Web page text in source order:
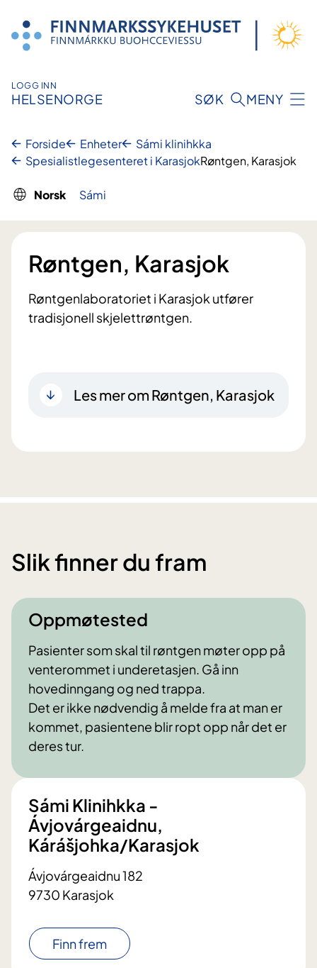
innhold
LOGG INN
HELSENORGE SØK MENY
Forside Enheter
Sámi klinihkka
Spesialistlegesenteret i KarasjokRøntgen, Karasjok
Norsk Sámi
Røntgen, Karasjok
Røntgenlaboratoriet i Karasjok utfører
tradisjonell skjelettrøntgen.
Les mer om Røntgen, Karasjok
Slik finner du fram
Oppmøtested
Pasienter som skal til røntgen møter opp på
venterommet i underetasjen. Gå inn
hovedinngang og ned trappa.
Det er ikke nødvendig å melde fra at man er
kommet, pasientene blir ropt opp når det er
deres tur.
Sámi Klinihkka -
Ávjovárgeaidnu,
Kárášjohka/Karasjok
Ávjovárgeaidnu 182
9730 Karasjok
Finn frem